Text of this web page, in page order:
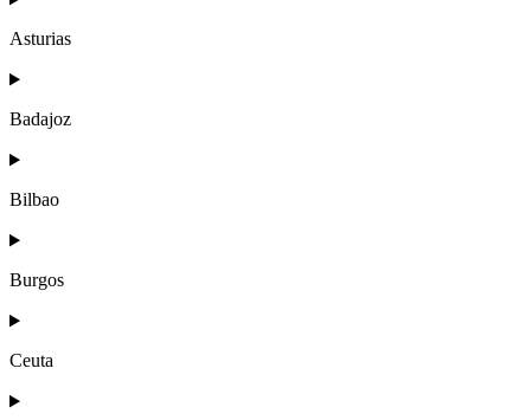
Asturias
Badajoz
Bilbao
Burgos
Ceuta